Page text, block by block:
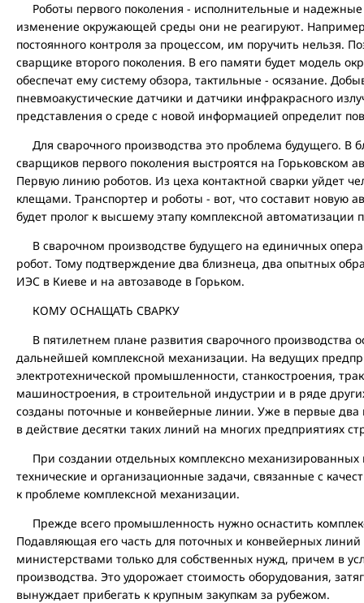
Роботы первого поколения - исполнительные и
изменение окружающей среды они не реагируют.
постоянного контроля за процессом, им поручить нельзя.
сварщике второго поколения. В его памяти будет модель
обеспечат ему систему обзора, тактильные - осязание.
пневмоакустические датчики и датчики инфракрасного
представления о среде с новой информацией определит
Для сварочного производства это проблема будущего. В
сварщиков первого поколения выстроятся на Горьковском
Первую линию роботов. Из цеха контактной сварки уйдет
клещами. Транспортер и роботы - вот, что составит новую
будет пролог к высшему этапу комплексной автоматизации
В сварочном производстве будущего на единичных
робот. Тому подтверждение два близнеца, два опытных
ИЭС в Киеве и на автозаводе в Горьком.
КОМУ ОСНАЩАТЬ СВАРКУ
В пятилетнем плане развития сварочного производства
дальнейшей комплексной механизации. На ведущих
электротехнической промышленности, станкостроения,
машиностроения, в строительной индустрии и в ряде
созданы поточные и конвейерные линии. Уже в первые два
в действие десятки таких линий на многих предприятиях
При создании отдельных комплексно механизированных
технические и организационные задачи, связанные с
к проблеме комплексной механизации.
Прежде всего промышленность нужно оснастить
Подавляющая его часть для поточных и конвейерных
министерствами только для собственных нужд, причем в
производства. Это удорожает стоимость оборудования,
вынуждает прибегать к крупным закупкам за рубежом.